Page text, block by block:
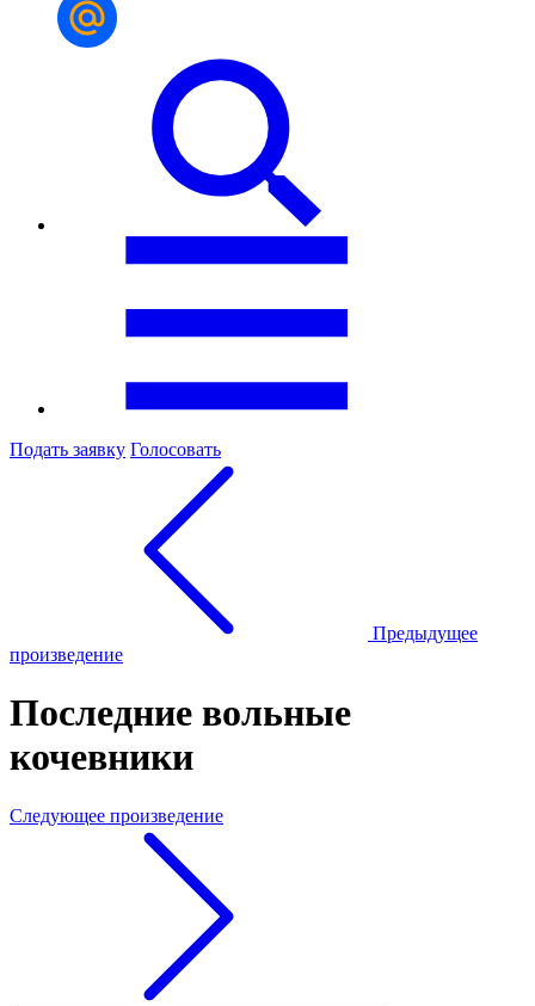
Подать заявку Голосовать
Предыдущее
произведение
Последние вольные
кочевники
Следующее произведение